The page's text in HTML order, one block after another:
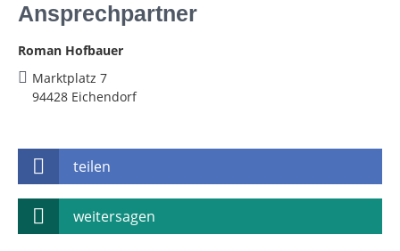
Ansprechpartner
Roman Hofbauer
Marktplatz 7
94428 Eichendorf
teilen
weitersagen